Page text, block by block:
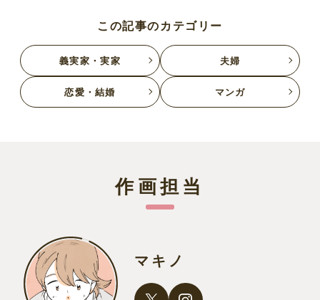
この記事のカテゴリー
義実家・実家 夫婦
恋愛・結婚 マンガ
作画担当
マキノ